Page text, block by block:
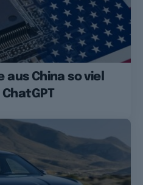
aus China so viel